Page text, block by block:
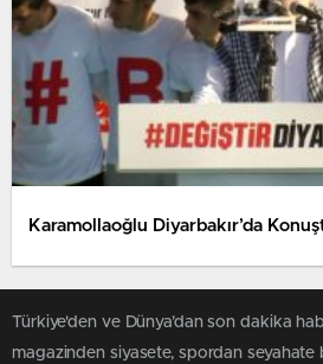
Karamollaoğlu Diyarbakır’da
Türkiye'den ve Dünya’dan son dakika
magazinden siyasete, spordan seyahate